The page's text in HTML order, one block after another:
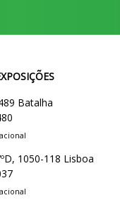
Batalha
1050-118 Lisboa